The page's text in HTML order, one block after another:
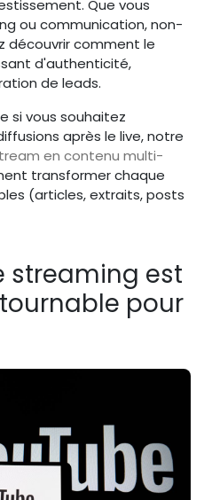
Que vous
ou communication, non-
découvrir comment le
d'authenticité,
de leads.
si vous souhaitez
après le live, notre
en contenu multi-
transformer chaque
(articles, extraits, posts
streaming est
pour